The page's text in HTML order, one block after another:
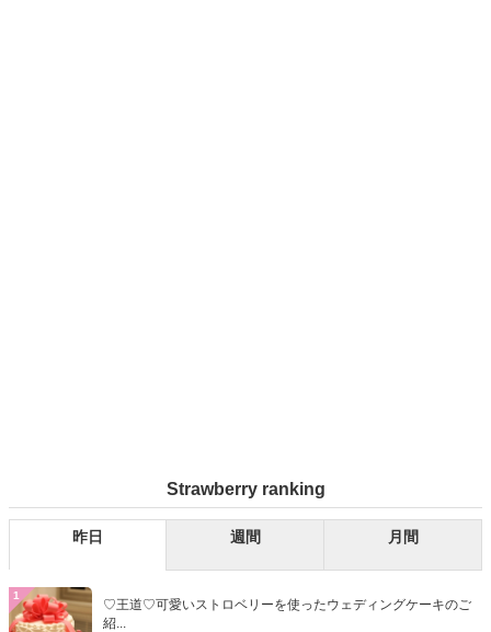
Strawberry ranking
昨日 週間 月間
1
♡王道♡可愛いストロベリーを使ったウェディングケーキのご
紹...